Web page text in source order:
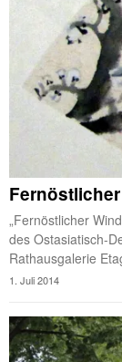
„Fernöstlicher
des Ostasiatisch-
Rathausgalerie
1. Juli 2014